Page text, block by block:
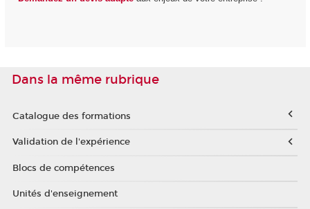
Dans la même rubrique
Catalogue des formations
Validation de l'expérience
Blocs de compétences
Unités d'enseignement